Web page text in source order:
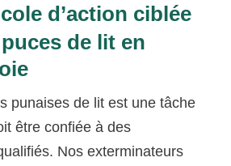
d’action ciblée
de lit en
punaises de lit est une tâche
être confiée à des
Nos exterminateurs